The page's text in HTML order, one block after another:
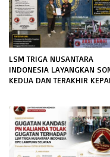
LSM TRIGA NUSANTARA
INDONESIA LAYANGKAN
KEDUA DAN TERAKHIR
INFORMASI PUBLIK